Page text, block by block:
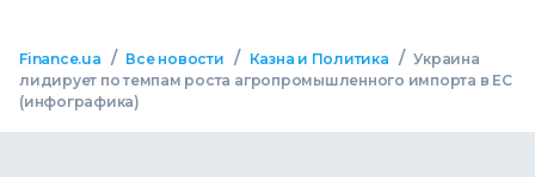
Finance.ua / Все новости / Казна и Политика / Украина
лидирует по темпам роста агропромышленного импорта в ЕС
(инфографика)